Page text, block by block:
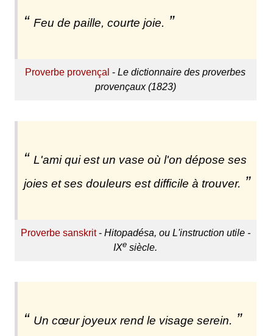
Feu de paille, courte joie.
Proverbe provençal -Le dictionnaire des proverbes
provençaux (1823)
L'ami qui est un vase où l'on dépose ses
joies et ses douleurs est difficile à trouver.
Proverbe sanskrit- Hitopadésa, ou L'instruction utile -
IXe siècle.
Un cœur joyeux rend le visage serein.